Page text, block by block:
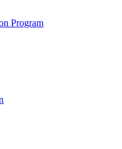
Program